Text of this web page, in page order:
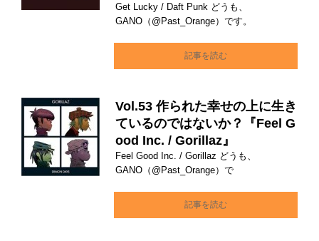
Get Lucky / Daft Punk どうも、
GANO（@Past_Orange）です。
記事を読む
Vol.53 作られた幸せの上に生き
ているのではないか？『Feel G
ood Inc. / Gorillaz』
Feel Good Inc. / Gorillaz どうも、
GANO（@Past_Orange）で
記事を読む